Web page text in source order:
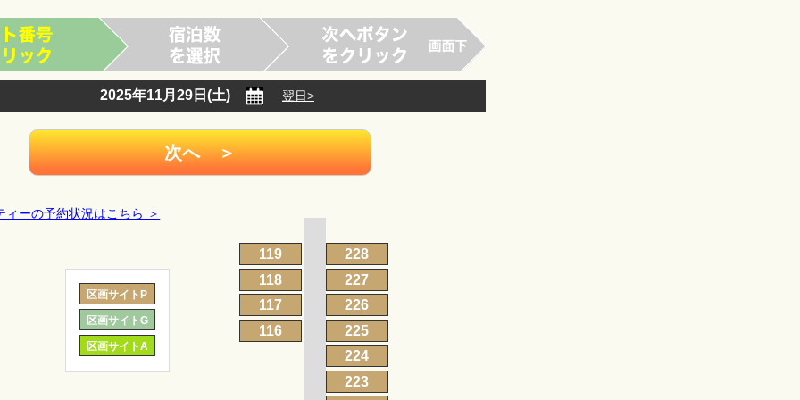
2025年11月29日(土) 翌日>
ィーの予約状況はこちら ＞
119
118
117
116
228
227
226
225
224
223
区画サイトP
区画サイトG
区画サイトA